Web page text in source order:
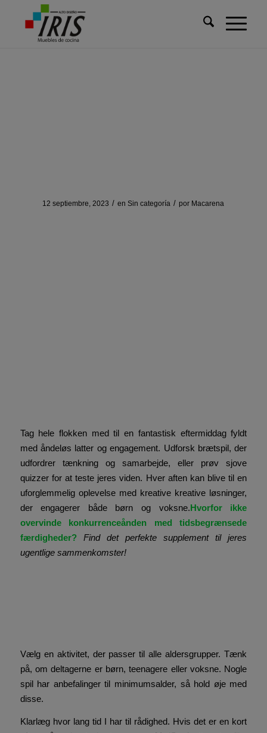
12 septiembre, 2023 / enSin categoría / por Macarena
Tag hele flokken med til en fantastisk eftermiddag fyldt
med åndeløs latter og engagement. Udforsk brætspil, der
udfordrer tænkning og samarbejde, eller prøv sjove
quizzer for at teste jeres viden. Hver aften kan blive til en
uforglemmelig oplevelse med kreative kreative løsninger,
der engagerer både børn og voksne.Hvorfor ikke
overvinde konkurrenceånden med tidsbegrænsede
færdigheder?
Find det perfekte supplement til jeres
ugentlige sammenkomster!
Vælg en aktivitet, der passer til alle aldersgrupper. Tænk
på, om deltagerne er børn, teenagere eller voksne. Nogle
spil har anbefalinger til minimumsalder, så hold øje med
disse.
Klarlæg hvor lang tid I har til rådighed. Hvis det er en kort